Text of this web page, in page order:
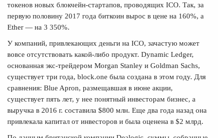
токенов новых блокчейн-стартапов, проводящих ICO. Так, за
первую половину 2017 года биткоин вырос в цене на 160%, а
Ether — на 3 350%.
У компаний, привлекающих деньги на ICO, зачастую может
вовсе отсутствовать какой-либо продукт. Dynamic Ledger,
основанная экс-трейдером Morgan Stanley и Goldman Sachs,
существует три года, block.one была создана в этом году. Для
сравнения: Blue Apron, размещавшая в июне акции,
существует пять лет, у нее понятный инвесторам бизнес, а
выручка в 2016 г. составила $800 млн. Еще два года назад она
привлекала капитал от инвесторов и была оценена в $2 млрд.